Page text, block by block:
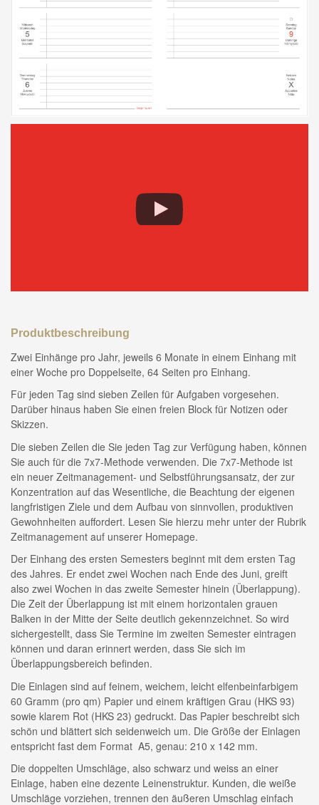
Produktbeschreibung
Zwei Einhänge pro Jahr, jeweils 6 Monate in einem Einhang mit
einer Woche pro Doppelseite, 64 Seiten pro Einhang.
Für jeden Tag sind sieben Zeilen für Aufgaben vorgesehen.
Darüber hinaus haben Sie einen freien Block für Notizen oder
Skizzen.
Die sieben Zeilen die Sie jeden Tag zur Verfügung haben, können
Sie auch für die 7x7-Methode verwenden. Die 7x7-Methode ist
ein neuer Zeitmanagement- und Selbstführungsansatz, der zur
Konzentration auf das Wesentliche, die Beachtung der eigenen
langfristigen Ziele und dem Aufbau von sinnvollen, produktiven
Gewohnheiten auffordert. Lesen Sie hierzu mehr unter der Rubrik
Zeitmanagement auf unserer Homepage.
Der Einhang des ersten Semesters beginnt mit dem ersten Tag
des Jahres. Er endet zwei Wochen nach Ende des Juni, greift
also zwei Wochen in das zweite Semester hinein (Überlappung).
Die Zeit der Überlappung ist mit einem horizontalen grauen
Balken in der Mitte der Seite deutlich gekennzeichnet. So wird
sichergestellt, dass Sie Termine im zweiten Semester eintragen
können und daran erinnert werden, dass Sie sich im
Überlappungsbereich befinden.
Die Einlagen sind auf feinem, weichem, leicht elfenbeinfarbigem
60 Gramm (pro qm) Papier und einem kräftigen Grau (HKS 93)
sowie klarem Rot (HKS 23) gedruckt. Das Papier beschreibt sich
schön und blättert sich seidenweich um. Die Größe der Einlagen
entspricht fast dem Format A5, genau: 210 x 142 mm.
Die doppelten Umschläge, also schwarz und weiss an einer
Einlage, haben eine dezente Leinenstruktur. Kunden, die weiße
Umschläge vorziehen, trennen den äußeren Umschlag einfach